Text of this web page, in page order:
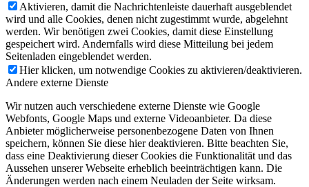
Aktivieren, damit die Nachrichtenleiste dauerhaft ausgeblendet
wird und alle Cookies, denen nicht zugestimmt wurde, abgelehnt
werden. Wir benötigen zwei Cookies, damit diese Einstellung
gespeichert wird. Andernfalls wird diese Mitteilung bei jedem
Seitenladen eingeblendet werden.
Hier klicken, um notwendige Cookies zu aktivieren/deaktivieren.
Andere externe Dienste
Wir nutzen auch verschiedene externe Dienste wie Google
Webfonts, Google Maps und externe Videoanbieter. Da diese
Anbieter möglicherweise personenbezogene Daten von Ihnen
speichern, können Sie diese hier deaktivieren. Bitte beachten Sie,
dass eine Deaktivierung dieser Cookies die Funktionalität und das
Aussehen unserer Webseite erheblich beeinträchtigen kann. Die
Änderungen werden nach einem Neuladen der Seite wirksam.